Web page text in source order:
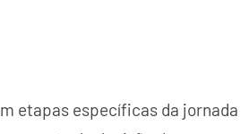
etapas específicas da jornada